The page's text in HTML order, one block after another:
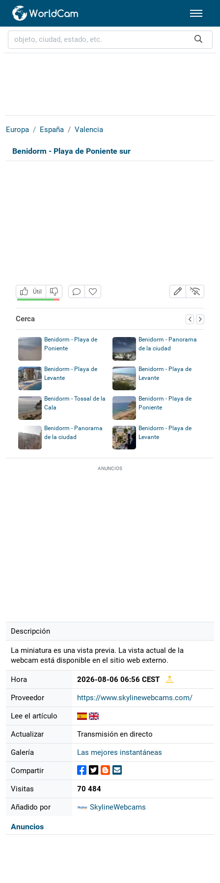
Europa España Valencia
Benidorm - Playa de Poniente sur
Útil
Cerca
Benidorm - Playa de
Poniente
Benidorm - Panorama
de la ciudad
Benidorm - Playa de
Levante
Benidorm - Playa de
Levante
Benidorm - Tossal de la
Cala
Benidorm - Playa de
Poniente
Benidorm - Panorama
de la ciudad
Benidorm - Playa de
Levante
ANUNCIOS
Descripción
La miniatura es una vista previa. La vista actual de la
webcam está disponible en el sitio web externo.
Hora 2026-08-06 06:56 CEST
Proveedor https://www.skylinewebcams.com/
Lee el artículo
Actualizar Transmisión en directo
Galería Las mejores instantáneas
Compartir
Visitas 70 484
Añadido por SkylineWebcams
Anuncios